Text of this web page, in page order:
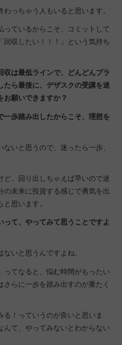
っちゃう人もいると思います。
っているからこそ、コミットして
収したい！！！」という気持ち
収は最低ラインで、どんどんプラ
たら最後に、デザスクの受講を迷
お願いできますか？
一歩踏み出したからこそ、理想を
いと思うので、迷ったら一歩、
ど、回り出しちゃえば早いので迷
の未来に投資する感じで勇気を出
思います。
って、やってみて思うことですよ
いと思うんですよね。
ってなると、悩む時間がもったい
らに一歩を踏み出すのが重たく
！っていうのが良いと思いま
んて、やってみないとわからない